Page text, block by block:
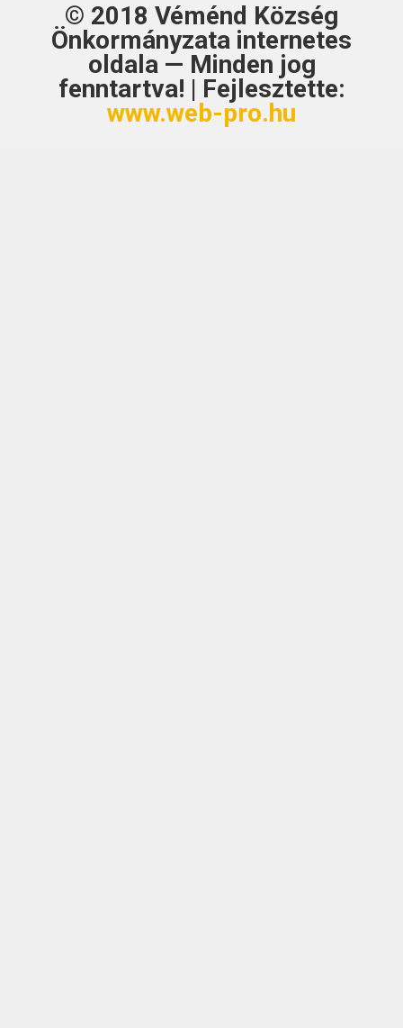
© 2018 Véménd Község
Önkormányzata internetes
oldala — Minden jog
fenntartva! | Fejlesztette:
www.web-pro.hu